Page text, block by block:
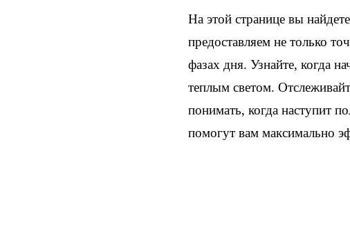
На этой странице вы
предоставляем не только
фазах дня. Узнайте, когда
теплым светом.
понимать, когда наступит
помогут вам максимально